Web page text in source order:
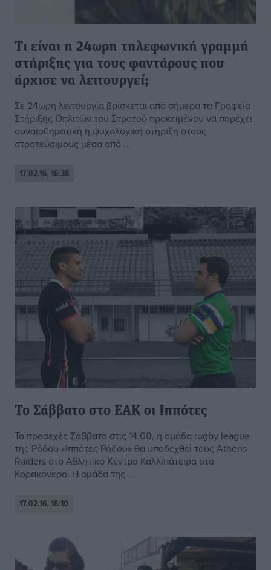
Τι είναι η 24ωρη τηλεφωνική γραμμή
στήριξης για τους φαντάρους που
άρχισε να λειτουργεί;
Σε 24ωρη λειτουργία βρίσκεται από σήμερα τα Γραφεία
Στήριξης Οπλιτών του Στρατού προκειμένου να παρέχει
συναισθηματική η ψυχολογική στήριξη στους
στρατεύσιμους μέσα από ...
17.02.16, 16:38
Το Σάββατο στο ΕΑΚ οι Ιππότες
Το προσεχές Σάββατο στις 14.00, η ομάδα rugby league
της Ρόδου «Ιππότες Ρόδου» θα υποδεχθεί τους Athens
Raiders στο Αθλητικό Κέντρο Καλλιπάτειρα στο
Κορακόνερο. Η ομάδα της ...
17.02.16, 16:10